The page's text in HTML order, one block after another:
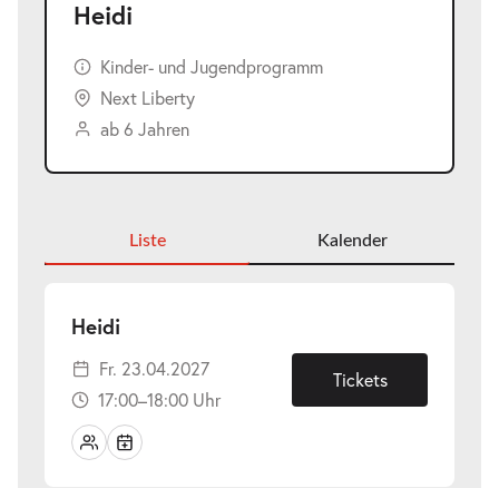
Heidi
Kinder- und Jugendprogramm
Next Liberty
ab 6 Jahren
Liste Kalender
Heidi
23.04.2027
Fr. 23.04.2027
17:00–18:00 Uhr
Tickets